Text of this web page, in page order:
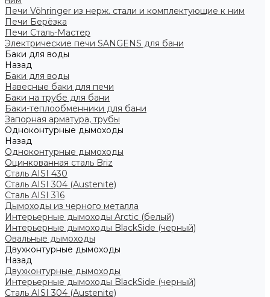
Печи Vöhringer из нерж. стали и комплектующие к ним
Печи Берёзка
Печи Сталь-Мастер
Электрические печи SANGENS для бани
Баки для воды
Назад
Баки для воды
Навесные баки для печи
Баки на трубе для бани
Баки-теплообменники для бани
Запорная арматура, трубы
Одноконтурные дымоходы
Назад
Одноконтурные дымоходы
Оцинкованная сталь Briz
Сталь AISI 430
Сталь AISI 304 (Austenite)
Сталь AISI 316
Дымоходы из черного металла
Интерьерные дымоходы Arctic (белый)
Интерьерные дымоходы BlackSide (черный)
Овальные дымоходы
Двухконтурные дымоходы
Назад
Двухконтурные дымоходы
Интерьерные дымоходы BlackSide (черный)
Сталь AISI 304 (Austenite)